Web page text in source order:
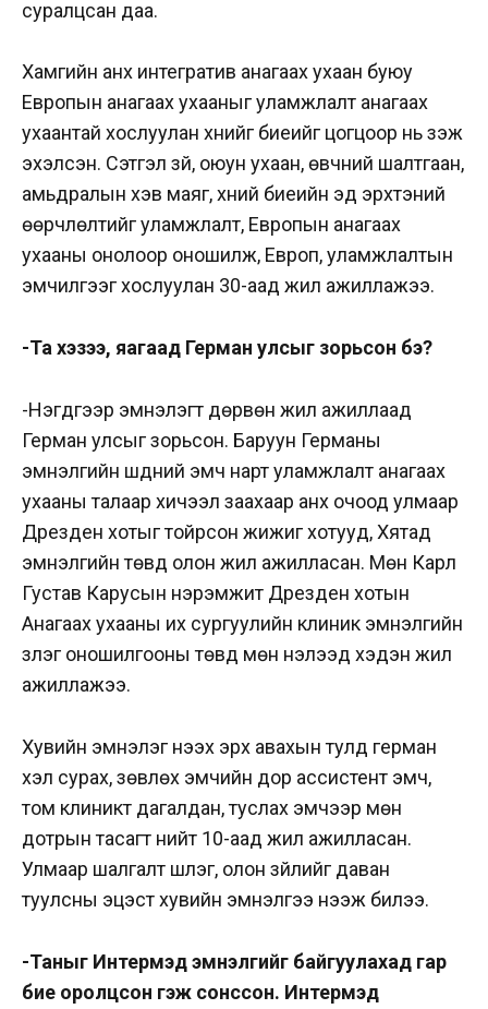
суралцсан даа.
Хамгийн анх интегратив анагаах ухаан буюу
Европын анагаах ухааныг уламжлалт анагаах
ухаантай хослуулан хүнийг биеийг цогцоор нь үзэж
эхэлсэн. Сэтгэл зүй, оюун ухаан, өвчний шалтгаан,
амьдралын хэв маяг, хүний биеийн эд эрхтэний
өөрчлөлтийг уламжлалт, Европын анагаах
ухааны онолоор оношилж, Европ, уламжлалтын
эмчилгээг хослуулан 30-аад жил ажиллажээ.
-Та хэзээ, яагаад Герман улсыг зорьсон бэ?
-Нэгдүгээр эмнэлэгт дөрвөн жил ажиллаад
Герман улсыг зорьсон. Баруун Германы
эмнэлгийн шүдний эмч нарт уламжлалт анагаах
ухааны талаар хичээл заахаар анх очоод улмаар
Дрезден хотыг тойрсон жижиг хотууд, Хятад
эмнэлгийн төвд олон жил ажилласан. Мөн Карл
Густав Карусын нэрэмжит Дрезден хотын
Анагаах ухааны их сургуулийн клиник эмнэлгийн
үзлэг оношилгооны төвд мөн нэлээд хэдэн жил
ажиллажээ.
Хувийн эмнэлэг нээх эрх авахын тулд герман
хэл сурах, зөвлөх эмчийн дор ассистент эмч,
том клиникт дагалдан, туслах эмчээр мөн
дотрын тасагт нийт 10-аад жил ажилласан.
Улмаар шалгалт шүүлэг, олон зүйлийг даван
туулсны эцэст хувийн эмнэлгээ нээж билээ.
-Таныг Интермэд эмнэлгийг байгуулахад гар
бие оролцсон гэж сонссон. Интермэд